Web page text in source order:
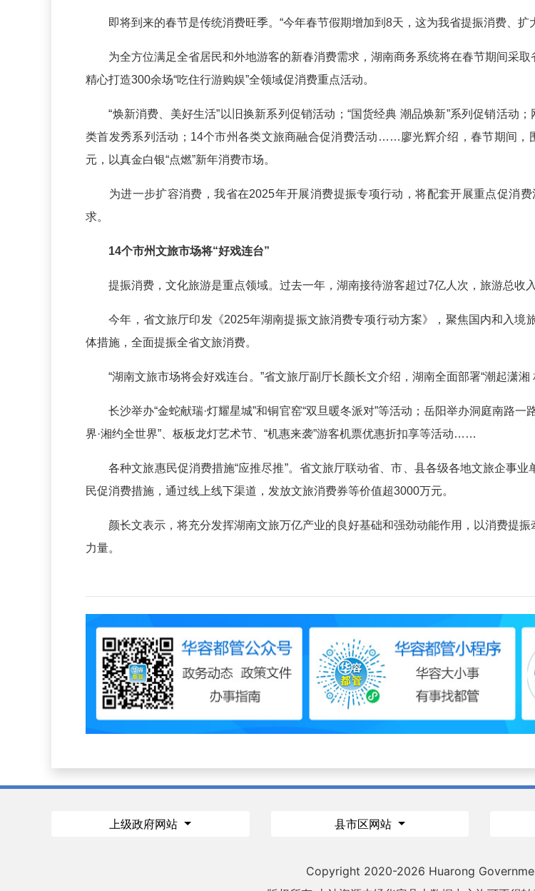
即将到来的春节是传统消费旺季。“今年春节假期增加到8天，这为我省提振消费、扩
为全方位满足全省居民和外地游客的新春消费需求，湖南商务系统将在春节期间采取
精心打造300余场“吃住行游购娱”全领域促消费重点活动。
“焕新消费、美好生活”以旧换新系列促销活动；“国货经典 潮品焕新”系列促销活动
类首发秀系列活动；14个市州各类文旅商融合促消费活动……廖光辉介绍，春节期间，
元，以真金白银“点燃”新年消费市场。
为进一步扩容消费，我省在2025年开展消费提振专项行动，将配套开展重点促消费
求。
14个市州文旅市场将“好戏连台”
提振消费，文化旅游是重点领域。过去一年，湖南接待游客超过7亿人次，旅游总收入
今年，省文旅厅印发《2025年湖南提振文旅消费专项行动方案》，聚焦国内和入境
体措施，全面提振全省文旅消费。
“湖南文旅市场将会好戏连台。”省文旅厅副厅长颜长文介绍，湖南全面部署“潮起潇湘
长沙举办“金蛇献瑞·灯耀星城”和铜官窑“双旦暖冬派对”等活动；岳阳举办洞庭南路一
界·湘约全世界”、板板龙灯艺术节、“机惠来袭”游客机票优惠折扣享等活动……
各种文旅惠民促消费措施“应推尽推”。省文旅厅联动省、市、县各级各地文旅企事业
民促消费措施，通过线上线下渠道，发放文旅消费券等价值超3000万元。
颜长文表示，将充分发挥湖南文旅万亿产业的良好基础和强劲动能作用，以消费提振
力量。
上级政府网站 县市区网站
Copyright 2020-2026 Huarong